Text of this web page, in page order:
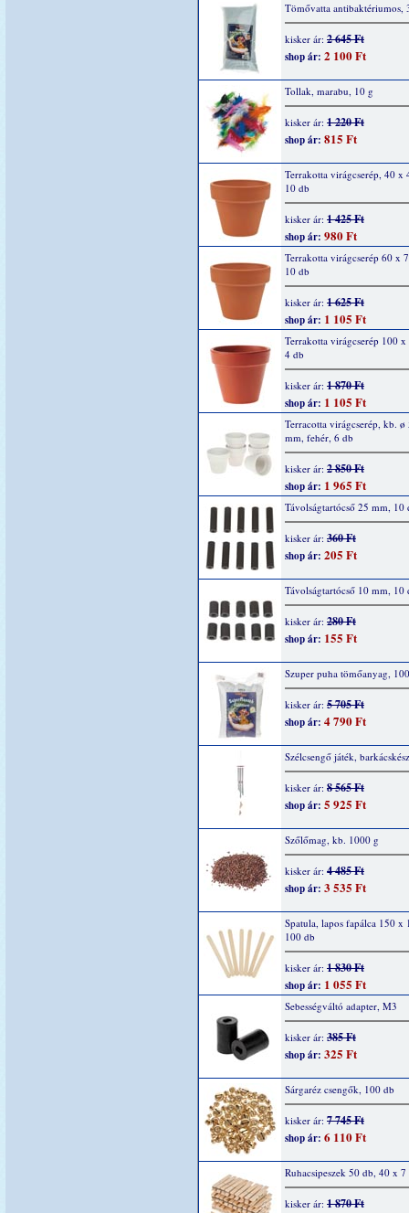
Tömővatta antibaktériumos,
kisker ár: 2 645 Ft
shop ár: 2 100 Ft
Tollak, marabu, 10 g
kisker ár: 1 220 Ft
shop ár: 815 Ft
Terrakotta virágcserép, 40 x
10 db
kisker ár: 1 425 Ft
shop ár: 980 Ft
Terrakotta virágcserép 60 x
10 db
kisker ár: 1 625 Ft
shop ár: 1 105 Ft
Terrakotta virágcserép 100
4 db
kisker ár: 1 870 Ft
shop ár: 1 105 Ft
Terracotta virágcserép, kb.
mm, fehér, 6 db
kisker ár: 2 850 Ft
shop ár: 1 965 Ft
Távolságtartócső 25 mm, 10
kisker ár: 360 Ft
shop ár: 205 Ft
Távolságtartócső 10 mm, 10
kisker ár: 280 Ft
shop ár: 155 Ft
Szuper puha tömőanyag,
kisker ár: 5 705 Ft
shop ár: 4 790 Ft
Szélcsengő játék,
kisker ár: 8 565 Ft
shop ár: 5 925 Ft
Szőlőmag, kb. 1000 g
kisker ár: 4 485 Ft
shop ár: 3 535 Ft
Spatula, lapos fapálca 150 x
100 db
kisker ár: 1 830 Ft
shop ár: 1 055 Ft
Sebességváltó adapter, M3
kisker ár: 385 Ft
shop ár: 325 Ft
Sárgaréz csengők, 100 db
kisker ár: 7 745 Ft
shop ár: 6 110 Ft
Ruhacsipeszek 50 db, 40 x
kisker ár: 1 870 Ft